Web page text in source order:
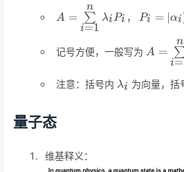
A =
i=1
∑
n
λiPi ， Pi = ∣αi
记号方便，一般写为 A =
i=
n
注意：括号内 \lambda_i
λi 为向量，括
量子态
维基释义：